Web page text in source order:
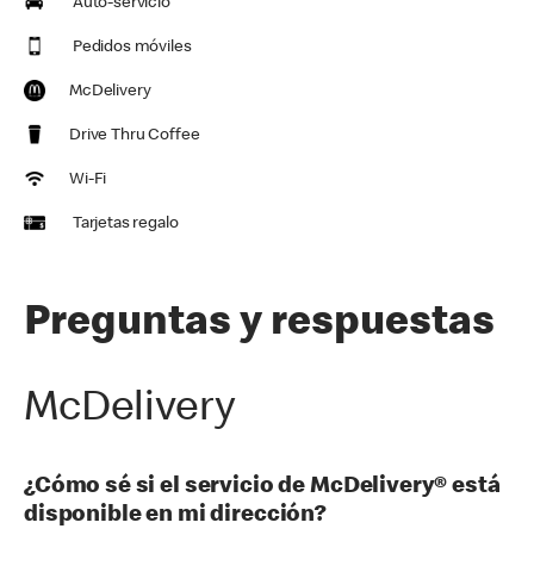
Auto-servicio
Pedidos móviles
McDelivery
Drive Thru Coffee
Wi-Fi
Tarjetas regalo
Preguntas y respuestas
McDelivery
¿Cómo sé si el servicio de McDelivery® está
disponible en mi dirección?